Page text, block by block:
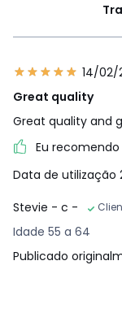
14/02/
Great quality
Great quality and
Eu
Data de utilização
Stevie - c -
Idade 55 a 64
Publicado